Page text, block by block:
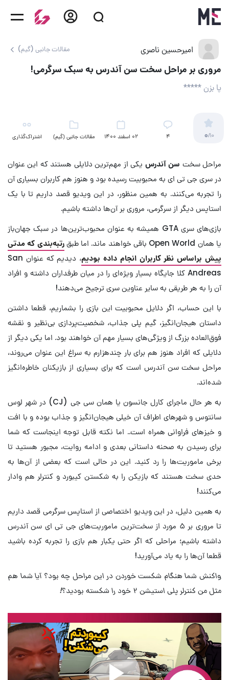
امیرحسین ناصری مقالات جانبی (گیم)
مروری بر مراحل سخت سن آندرس به سبک سرگرمی!
پا بزن *****
0/10
4 02 اسفند 1400 مقالات جانبی (گیم) اشتراک‌گذاری
مراحل سخت سن آندرس یکی از مهم‌ترین دلایلی هستند که این عنوان
در سری جی تی ای به محبوبیت رسیده بود و هنوز هم کاربران بسیاری آن
را تجربه می‌کنند. به همین منظور، در این ویدیو قصد داریم تا با یک
استاپس دیگر از سرگرمی، مروری بر آن‌ها داشته باشیم.
بازی‌های سری GTA همیشه به عنوان محبوب‌ترین‌ها در سبک جهان‌باز
یا همان Open World باقی خواهند ماند. اما طبق
رتبه‌بندی که مدتی
پیش براساس نظر کاربران انجام داده بودیم
، دیدیم که عنوان San
Andreas کلا جایگاه بسیار ویژه‌ای را در میان طرفداران داشته و افراد
آن را به هر طریقی به سایر عناوین سری ترجیح می‌دهند!
با این حساب، اگر دلایل محبوبیت این بازی را بشماریم، قطعا داشتن
داستان هیجان‌انگیز، گیم پلی جذاب، شخصیت‌پردازی بی‌نظیر و نقشه
فوق‌العاده بزرگ از ویژگی‌های بسیار مهم آن خواهند بود. اما یکی دیگر از
دلایلی که افراد هنوز هم برای بار چندهزارم به سراغ این عنوان می‌روند،
مراحل سخت سن آندرس است که برای بسیاری از بازیکنان خاطره‌انگیز
شده‌اند.
به هر حال ماجرای کارل جانسون یا همان سی جی (CJ) در شهر لوس
سانتوس و شهرهای اطراف آن خیلی هیجان‌انگیز و جذاب بوده و با افت
و خیزهای فراوانی همراه است.. اما نکته قابل توجه اینجاست که شما
برای رسیدن به صحنه داستانی بعدی و ادامه روایت، مجبور هستید تا
برخی ماموریت‌ها را رد کنید. این در حالی است که بعضی از آن‌ها به
حدی سخت هستند که بازیکن را به شکستن کیبورد و کنترلر هم وادار
می‌کنند!
به همین دلیل، در این ویدیو اختصاصی از استاپس سرگرمی قصد داریم
تا مروری بر ۵ مورد از سخت‌ترین ماموریت‌های جی تی ای سن آندرس
داشته باشیم؛ مراحلی که اگر حتی یکبار هم بازی را تجربه کرده باشید
قطعا آن‌ها را به یاد می‌آورید!
واکنش شما هنگام شکست خوردن در این مراحل چه بود؟ آیا شما هم
مثل من کنترلر پلی استیشن ۲ خود را شکسته بودید؟!